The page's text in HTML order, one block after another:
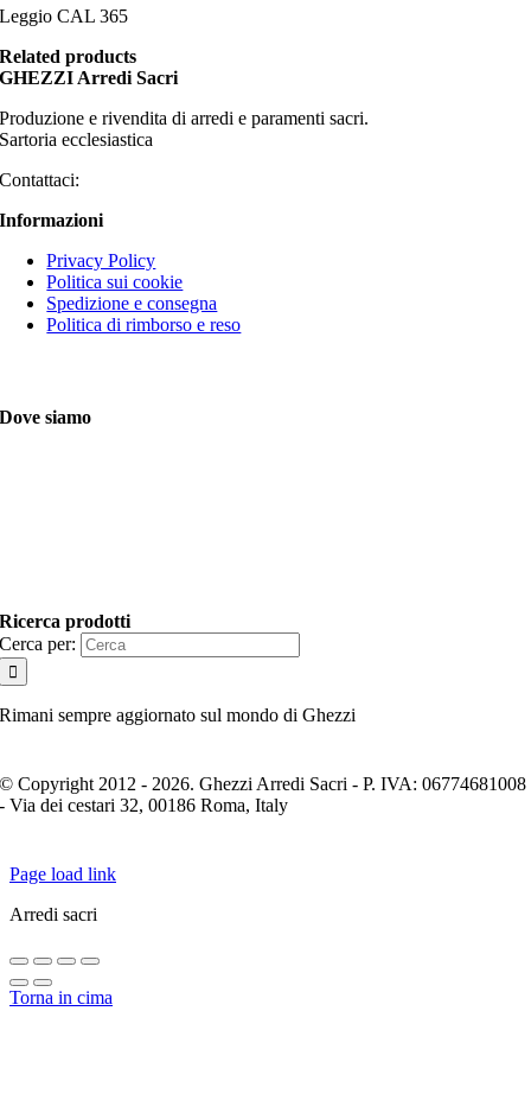
Leggio CAL 365
Related products
GHEZZI Arredi Sacri
Produzione e rivendita di arredi e paramenti sacri.
Sartoria ecclesiastica
Contattaci:
Informazioni
Privacy Policy
Politica sui cookie
Spedizione e consegna
Politica di rimborso e reso
Dove siamo
Ricerca prodotti
Cerca per:
Rimani sempre aggiornato sul mondo di Ghezzi
© Copyright 2012 - 2026. Ghezzi Arredi Sacri - P. IVA: 06774681008
- Via dei cestari 32, 00186 Roma, Italy
Page load link
Arredi sacri
Torna in cima